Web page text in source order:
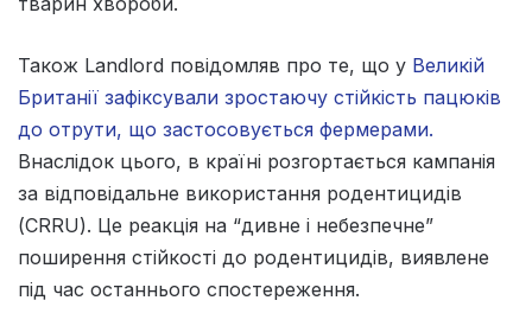
Також Landlord повідомляв про те, що у Великій
Британії зафіксували зростаючу стійкість пацюків
до отрути, що застосовується фермерами.
Внаслідок цього, в країні розгортається кампанія
за відповідальне використання родентицидів
(CRRU). Це реакція на “дивне і небезпечне”
поширення стійкості до родентицидів, виявлене
під час останнього спостереження.